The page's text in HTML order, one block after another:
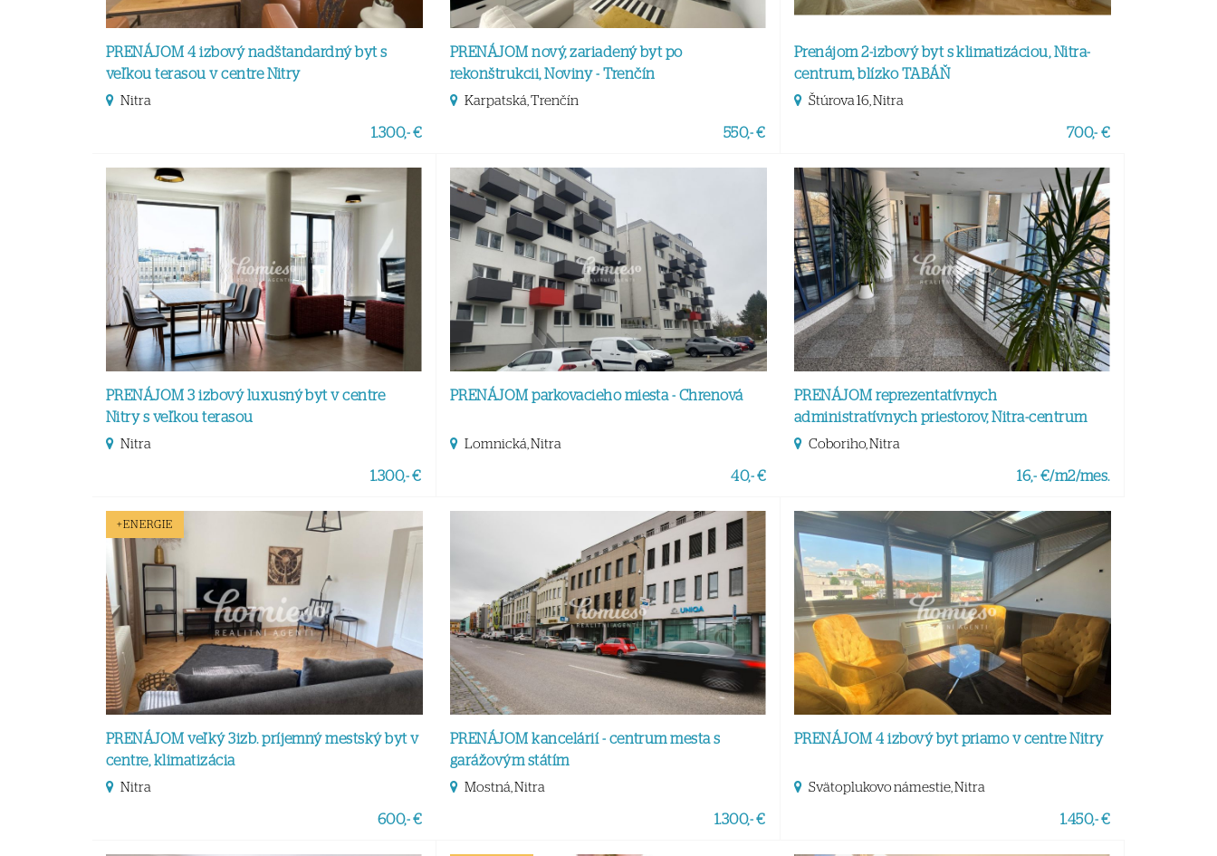
PRENÁJOM 4 izbový nadštandardný byt s
veľkou terasou v centre Nitry
Nitra
1.300,- €
PRENÁJOM nový, zariadený byt po
rekonštrukcii, Noviny - Trenčín
Karpatská, Trenčín
550,- €
Prenájom 2-izbový byt s klimatizáciou, Nitra-
centrum, blízko TABÁŇ
Štúrova 16, Nitra
700,- €
PRENÁJOM 3 izbový luxusný byt v centre
Nitry s veľkou terasou
Nitra
1.300,- €
PRENÁJOM parkovacieho miesta - Chrenová
Lomnická, Nitra
40,- €
PRENÁJOM reprezentatívnych
administratívnych priestorov, Nitra-centrum
Coboriho, Nitra
16,- €/m2/mes.
+ENERGIE
PRENÁJOM veľký 3izb. príjemný mestský byt v
centre, klimatizácia
Nitra
600,- €
PRENÁJOM kancelárií - centrum mesta s
garážovým státím
Mostná, Nitra
1.300,- €
PRENÁJOM 4 izbový byt priamo v centre Nitry
Svätoplukovo námestie, Nitra
1.450,- €